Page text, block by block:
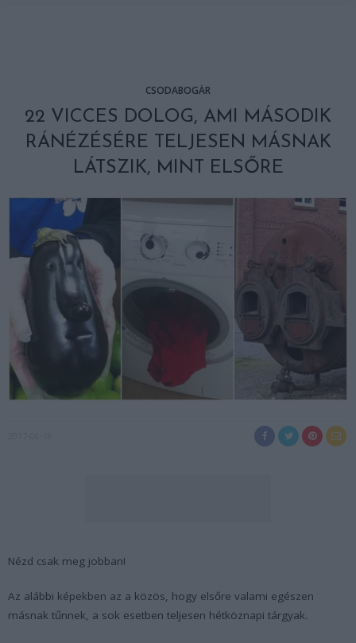
CSODABOGÁR
22 VICCES DOLOG, AMI MÁSODIK
RÁNÉZÉSÉRE TELJESEN MÁSNAK
LÁTSZIK, MINT ELSŐRE
Nézd csak meg jobban!
Az alábbi képekben az a közös, hogy elsőre valami egészen
másnak tűnnek, a sok esetben teljesen hétköznapi tárgyak.